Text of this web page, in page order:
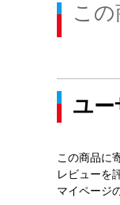
こ
ユ
この商品に
レビューを
マイページ